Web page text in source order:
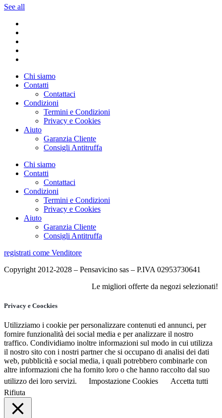
See all
Chi siamo
Contatti
Contattaci
Condizioni
Termini e Condizioni
Privacy e Cookies
Aiuto
Garanzia Cliente
Consigli Antitruffa
Chi siamo
Contatti
Contattaci
Condizioni
Termini e Condizioni
Privacy e Cookies
Aiuto
Garanzia Cliente
Consigli Antitruffa
registrati come Venditore
Copyright 2012-2028 – Pensavicino sas – P.IVA 02953730641
Le migliori offerte da negozi selezionati!
Privacy e Coockies
Utilizziamo i cookie per personalizzare contenuti ed annunci, per
fornire funzionalità dei social media e per analizzare il nostro
traffico. Condividiamo inoltre informazioni sul modo in cui utilizza
il nostro sito con i nostri partner che si occupano di analisi dei dati
web, pubblicità e social media, i quali potrebbero combinarle con
altre informazioni che ha fornito loro o che hanno raccolto dal suo
utilizzo dei loro servizi.
Impostazione Cookies
Accetta tutti
Rifiuta